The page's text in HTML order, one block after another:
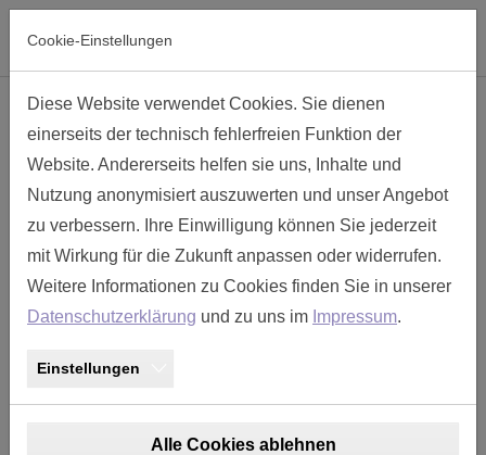
Skip to main navigation
Skip to main content
Skip to page footer
Endgehäuse mit M Gewinde Gr. 23
- TM238GA-M40
Cookie-Einstellungen
Diese Website verwendet Cookies. Sie dienen
einerseits der technisch fehlerfreien Funktion der
Website. Andererseits helfen sie uns, Inhalte und
Nutzung anonymisiert auszuwerten und unser Angebot
zu verbessern. Ihre Einwilligung können Sie jederzeit
mit Wirkung für die Zukunft anpassen oder widerrufen.
Weitere Informationen zu Cookies finden Sie in unserer
Datenschutzerklärung und zu uns im Impressum.
Einstellungen
Alle Cookies ablehnen